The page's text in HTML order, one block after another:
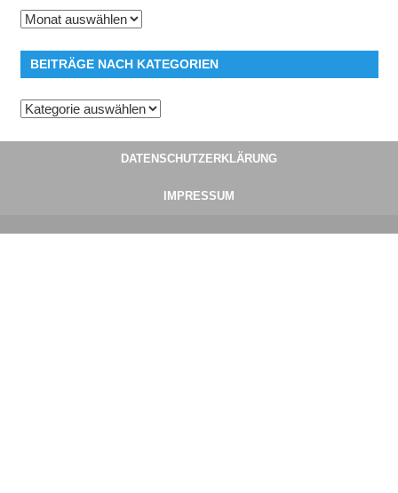
Archiv
BEITRÄGE NACH KATEGORIEN
Beiträge
DATENSCHUTZERKLÄRUNG
IMPRESSUM